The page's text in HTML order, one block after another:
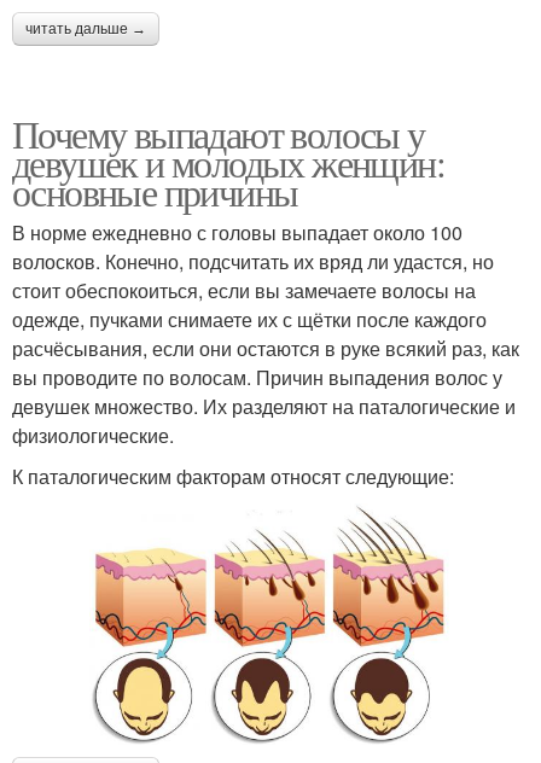
читать дальше →
Почему выпадают волосы у
девушек и молодых женщин:
основные причины
В норме ежедневно с головы выпадает около 100
волосков. Конечно, подсчитать их вряд ли удастся, но
стоит обеспокоиться, если вы замечаете волосы на
одежде, пучками снимаете их с щётки после каждого
расчёсывания, если они остаются в руке всякий раз, как
вы проводите по волосам. Причин выпадения волос у
девушек множество. Их разделяют на паталогические и
физиологические.
К паталогическим факторам относят следующие: